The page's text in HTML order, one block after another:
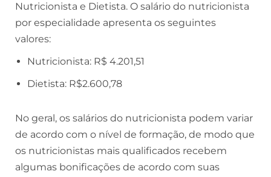
Nutricionista e Dietista. O salário do nutricionista
por especialidade apresenta os seguintes
valores:
Nutricionista: R$ 4.201,51
Dietista: R$2.600,78
No geral, os salários do nutricionista podem variar
de acordo com o nível de formação, de modo que
os nutricionistas mais qualificados recebem
algumas bonificações de acordo com suas